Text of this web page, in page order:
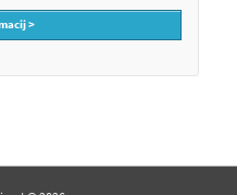
>